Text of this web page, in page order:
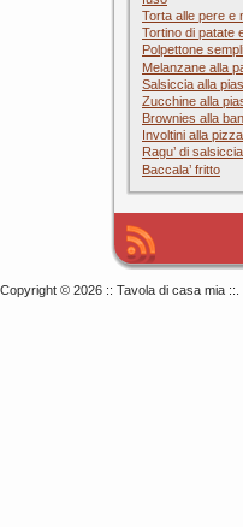
Torta alle pere e
Tortino di patate
Polpettone
Melanzane alla
Salsiccia alla
Zucchine alla
Brownies alla
Involtini alla
Ragu’ di salsiccia
Baccala’ fritto
Copyright © 2026 :: Tavola di casa mia ::.